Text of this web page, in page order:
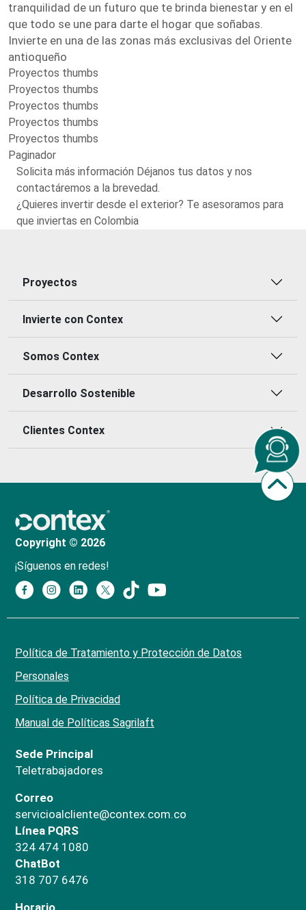
tranquilidad de un futuro que te brinda bienestar y en el
que todo se une para darte el hogar que soñabas.
Invierte en una de las zonas más exclusivas del Oriente
antioqueño
Proyectos thumbs
Proyectos thumbs
Proyectos thumbs
Proyectos thumbs
Proyectos thumbs
Paginador
Solicita más información Déjanos tus datos y nos
contactáremos a la brevedad.
¿Quieres invertir desde el exterior? Te asesoramos para
que inviertas en Colombia
Proyectos
Invierte con Contex
Somos Contex
Desarrollo Sostenible
Clientes Contex
Copyright © 2026
¡Síguenos en redes!
Política de Tratamiento y Protección de Datos
Personales
Política de Privacidad
Manual de Políticas Sagrilaft
Sede Principal
Teletrabajadores
Correo
servicioalcliente@contex.com.co
Línea PQRS
324 474 1080
ChatBot
318 707 6476
Horario